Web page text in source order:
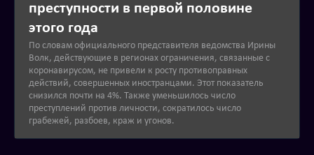
преступности в первой половине
этого года
По словам официального представителя ведомства Ирины
Волк, действующие в регионах ограничения, связанные с
коронавирусом, не привели к росту противоправных
действий, совершенных иностранцами. Этот показатель
снизился почти на 4%. Также уменьшилось число
преступлений против личности, сократилось число
грабежей, разбоев, краж и угонов.